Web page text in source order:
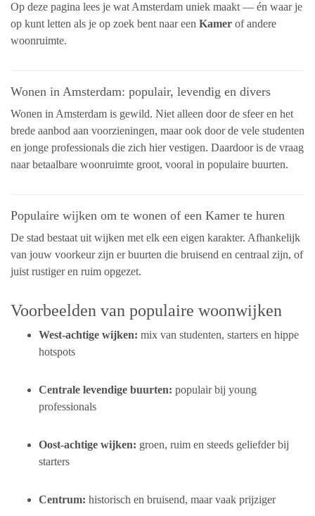
Op deze pagina lees je wat Amsterdam uniek maakt — én waar je
op kunt letten als je op zoek bent naar een Kamer of andere
woonruimte.
Wonen in Amsterdam: populair, levendig en divers
Wonen in Amsterdam is gewild. Niet alleen door de sfeer en het
brede aanbod aan voorzieningen, maar ook door de vele studenten
en jonge professionals die zich hier vestigen. Daardoor is de vraag
naar betaalbare woonruimte groot, vooral in populaire buurten.
Populaire wijken om te wonen of een Kamer te huren
De stad bestaat uit wijken met elk een eigen karakter. Afhankelijk
van jouw voorkeur zijn er buurten die bruisend en centraal zijn, of
juist rustiger en ruim opgezet.
Voorbeelden van populaire woonwijken
West-achtige wijken: mix van studenten, starters en hippe
hotspots
Centrale levendige buurten: populair bij young
professionals
Oost-achtige wijken: groen, ruim en steeds geliefder bij
starters
Centrum: historisch en bruisend, maar vaak prijziger